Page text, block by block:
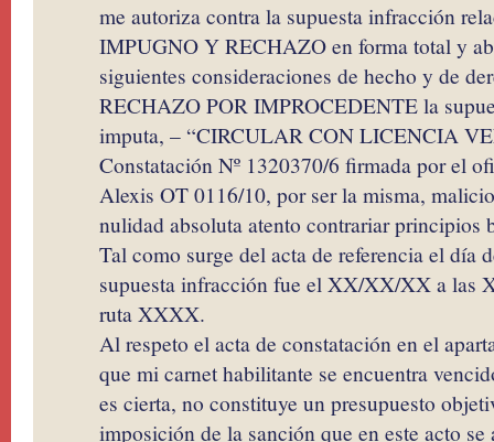
me autoriza contra la supuesta infracción
IMPUGNO Y RECHAZO en forma total y
siguientes consideraciones de hecho y de
RECHAZO POR IMPROCEDENTE la
imputa, – “CIRCULAR CON LICENCIA
Constatación Nº 1320370/6 firmada por el
Alexis OT 0116/10, por ser la misma,
nulidad absoluta atento contrariar principios
Tal como surge del acta de referencia el día
supuesta infracción fue el XX/XX/XX a las
ruta XXXX.
Al respeto el acta de constatación en el
que mi carnet habilitante se encuentra
es cierta, no constituye un presupuesto
imposición de la sanción que en este acto